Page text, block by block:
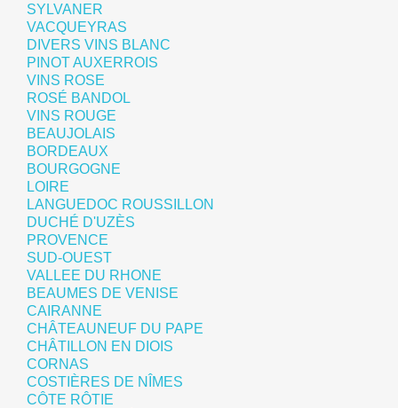
SYLVANER
VACQUEYRAS
DIVERS VINS BLANC
PINOT AUXERROIS
VINS ROSE
ROSÉ BANDOL
VINS ROUGE
BEAUJOLAIS
BORDEAUX
BOURGOGNE
LOIRE
LANGUEDOC ROUSSILLON
DUCHÉ D'UZÈS
PROVENCE
SUD-OUEST
VALLEE DU RHONE
BEAUMES DE VENISE
CAIRANNE
CHÂTEAUNEUF DU PAPE
CHÂTILLON EN DIOIS
CORNAS
COSTIÈRES DE NÎMES
CÔTE RÔTIE